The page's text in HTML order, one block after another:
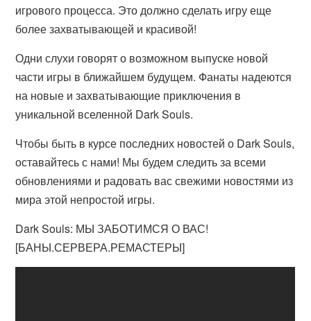
игрового процесса. Это должно сделать игру еще
более захватывающей и красивой!
Одни слухи говорят о возможном выпуске новой
части игры в ближайшем будущем. Фанаты надеются
на новые и захватывающие приключения в
уникальной вселенной Dark Souls.
Чтобы быть в курсе последних новостей о Dark Souls,
оставайтесь с нами! Мы будем следить за всеми
обновлениями и радовать вас свежими новостями из
мира этой непростой игры.
Dark Souls: МЫ ЗАБОТИМСЯ О ВАС!
[БАНЫ.СЕРВЕРА.РЕМАСТЕРЫ]